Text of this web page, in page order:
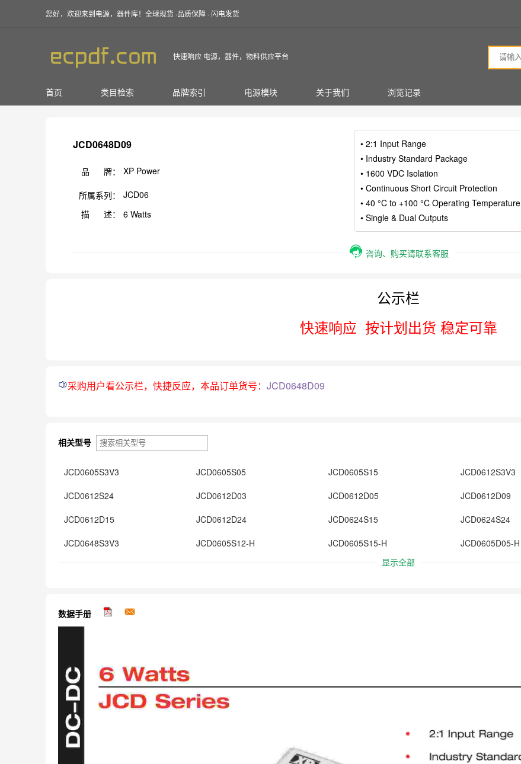
您好，欢迎来到电源，器件库！全球现货 ·品质保障 · 闪电发货
快速响应 电源，器件，物料供应平台
首页 类目检索 品牌索引 电源模块 关于我们 浏览记录
JCD0648D09
品 牌： XP Power
所属系列：
JCD06
描 述：
6 Watts
• 2:1 Input Range
• Industry Standard Package
• 1600 VDC Isolation
• Continuous Short Circuit Protection
• 40 °C to +100 °C Operating Temperature
• Single & Dual Outputs
咨询、购买请联系客服
公示栏
快速响应 按计划出货 稳定可靠
采购用户看公示栏，快捷反应，本品订单货号： JCD0648D09
相关型号
JCD0605S3V3 JCD0605S05 JCD0605S15 JCD0612S3V3
JCD0612S24
JCD0612D03 JCD0612D05 JCD0612D09
JCD0612D15
JCD0612D24 JCD0624S15 JCD0624S24
JCD0648S3V3
JCD0605S12-H JCD0605S15-H JCD0605D05-H
显示全部
数据手册